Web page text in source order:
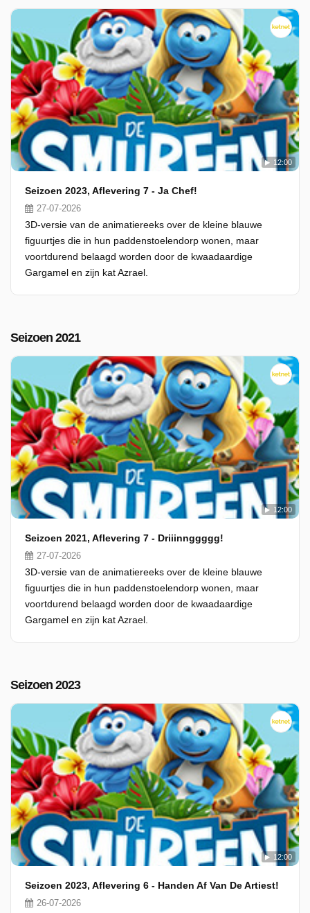
12:00
Seizoen 2023, Aflevering 7 - Ja Chef!
27-07-2026
3D-versie van de animatiereeks over de kleine blauwe
figuurtjes die in hun paddenstoelendorp wonen, maar
voortdurend belaagd worden door de kwaadaardige
Gargamel en zijn kat Azrael.
Seizoen 2021
12:00
Seizoen 2021, Aflevering 7 - Driiinnggggg!
27-07-2026
3D-versie van de animatiereeks over de kleine blauwe
figuurtjes die in hun paddenstoelendorp wonen, maar
voortdurend belaagd worden door de kwaadaardige
Gargamel en zijn kat Azrael.
Seizoen 2023
12:00
Seizoen 2023, Aflevering 6 - Handen Af Van De Artiest!
26-07-2026